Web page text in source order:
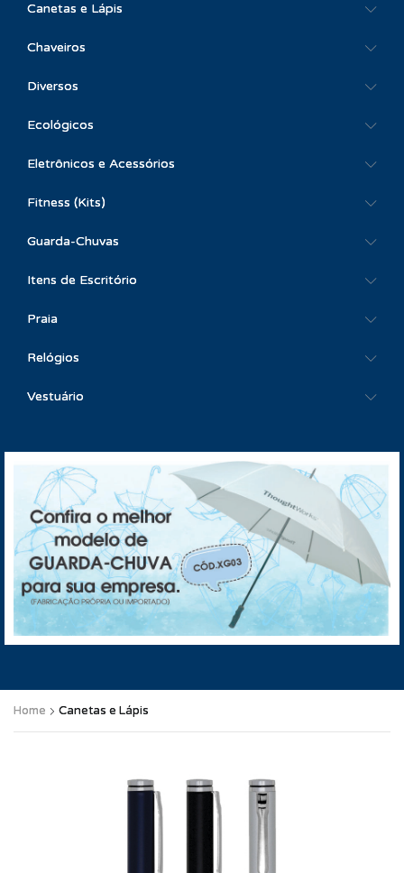
Canetas e Lápis
Chaveiros
Diversos
Ecológicos
Eletrônicos e Acessórios
Fitness (Kits)
Guarda-Chuvas
Itens de Escritório
Praia
Relógios
Vestuário
Home Canetas e Lápis